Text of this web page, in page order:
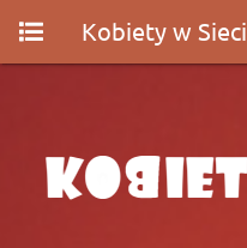
Kobiety w Sieci